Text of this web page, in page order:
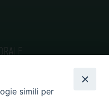
simili per